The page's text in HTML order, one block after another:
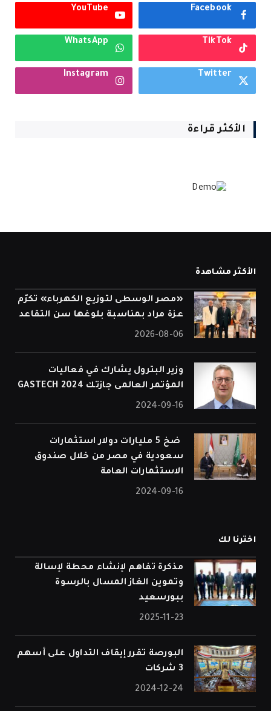
Facebook
YouTube
TikTok
WhatsApp
Twitter
Instagram
الأكثر قراءة
الأكثر مشاهدة
«مصر الوسطى لتوزيع الكهرباء» تكرّم
عزة مراد بمناسبة بلوغها سن التقاعد
2026-08-06
وزير البترول يشارك في فعاليات
المؤتمر العالمى جازتك 2024 GASTECH
2024-09-16
⁠ ضخ 5 مليارات دولار استثمارات
سعودية في مصر من خلال صندوق
الاستثمارات العامة
2024-09-16
اخترنا لك
مذكرة تفاهم لإنشاء محطة لإسالة
وتموين الغاز المسال بالرسوة
ببورسعيد
2025-11-23
البورصة تقرر إيقاف التداول على أسهم
3 شركات
2024-12-24